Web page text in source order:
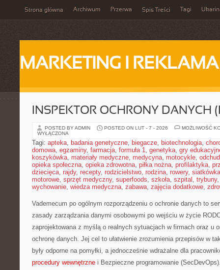
Strona główna Archiwum Przerwa Spis Treści Tagi
MARKETING I REKLAMA
INSPEKTOR OCHRONY DANYCH
POSTED BY ADMIN POSTED ON LUT - 7 - 2026
MOŻLIWOŚĆ
WYŁĄCZONA
Tagi: apteka, badania genetyczne, biegacze, biotechnologia,
domowa, egzaminy, farmacja, formuła 1, genetyka, gry
koszykówka, materiały medyczne, medycyna, motocykle,
opieka społeczna, opieka zdrowotna, piłka nożna, profilaktyka,
dziecięca, rajdy, recepty, rodzicielstwo, rodzina, rowery, siatkówka
motorowe, sprzęt medyczny, superfoods, szkoła, szpital , trybuny
wychowanie, wiedza medyczna, zabawa, zajęcia dodatkowe,
Vademecum po ogólnym rozporządzeniu o ochronie danych to
zasady zarządzania danymi osobowymi po wejściu w życie
zaprojektowana z myślą o realnych sytuacjach w firmach oraz u
ochronę danych. Jej cel to ułatwienie zrozumienia przepisów w
były odporne na pomyłki, a jednocześnie wdrażalne dla
procedury wewnętrzne i Bezpieczne programowanie